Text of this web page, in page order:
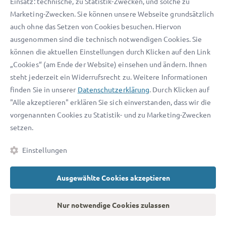
Strafbefehl akzeptieren oder anfechten
Sind Sie unschuldig oder z. B. mit der Höhe der Geldbuße
nicht einverstanden, können Sie innerhalb von 2 Wochen
einen Einspruch gegen den Strafbefehl
einlegen – es kommt
dann zurgerichtlichen Hauptverhandlung
Ein Einspruch ist sorgfältig abzuwägen, da das Gericht auch
eine höhere Strafe verhängen darf, als ursprünglich
vorgesehen war. Ein Strafverteidiger kann Sie auf Basis Ihrer
beraten. Möchten Sie Einspruch einlegen, kann ein Anwalt
Marketing-Zwecken. Sie können unsere Webseite grundsätzlich
auch ohne das Setzen von Cookies besuchen. Hiervon
ausgenommen sind die technisch notwendigen Cookies. Sie
können die aktuellen Einstellungen durch Klicken auf den Link
„Cookies“ (am Ende der Website) einsehen und ändern. Ihnen
steht jederzeit ein Widerrufsrecht zu. Weitere Informationen
finden Sie in unserer Datenschutzerklärung. Durch Klicken auf
"Alle akzeptieren" erklären Sie sich einverstanden, dass wir die
vorgenannten Cookies zu Statistik- und zu Marketing-Zwecken
setzen.
Einstellungen
Ausgewählte Cookies akzeptieren
Nur notwendige Cookies zulassen